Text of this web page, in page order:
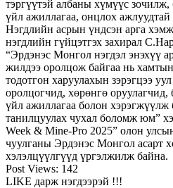
тэргүүтэй албаны хүмүүс
үйл ажиллагаа, онцлох ажлуудтай
Нэгдлийн асрын үндсэн арга
нэгдлийн гүйцэтгэх захирал
“Эрдэнэс Монгол нэгдэл энэхүү
жилдээ оролцож байгаа нь
тодотгон харуулахын зэрэгцээ
оролцогчид, хөрөнгө оруулагчид,
үйл ажиллагаа болон хэрэгжүүлж
танилцуулах чухал боломж юм”
Week & Mine-Pro 2025” олон
чуулганы Эрдэнэс Монгол асарт
хэлэлцүүлгүүд үргэлжилж байна.
Post Views: 142
LIKE дарж нэгдээрэй !!!